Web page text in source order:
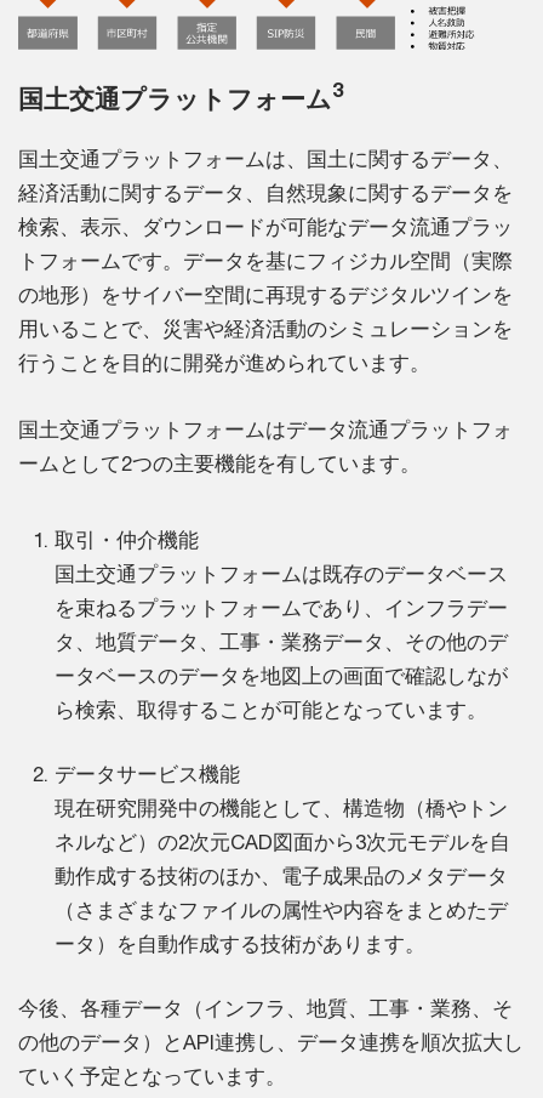
国土交通プラットフォーム3
国土交通プラットフォームは、国土に関するデータ、
経済活動に関するデータ、自然現象に関するデータを
検索、表示、ダウンロードが可能なデータ流通プラッ
トフォームです。データを基にフィジカル空間（実際
の地形）をサイバー空間に再現するデジタルツインを
用いることで、災害や経済活動のシミュレーションを
行うことを目的に開発が進められています。
国土交通プラットフォームはデータ流通プラットフォ
ームとして2つの主要機能を有しています。
取引・仲介機能
国土交通プラットフォームは既存のデータベース
を束ねるプラットフォームであり、インフラデー
タ、地質データ、工事・業務データ、その他のデ
ータベースのデータを地図上の画面で確認しなが
ら検索、取得することが可能となっています。
データサービス機能
現在研究開発中の機能として、構造物（橋やトン
ネルなど）の2次元CAD図面から3次元モデルを自
動作成する技術のほか、電子成果品のメタデータ
（さまざまなファイルの属性や内容をまとめたデ
ータ）を自動作成する技術があります。
今後、各種データ（インフラ、地質、工事・業務、そ
の他のデータ）とAPI連携し、データ連携を順次拡大し
ていく予定となっています。